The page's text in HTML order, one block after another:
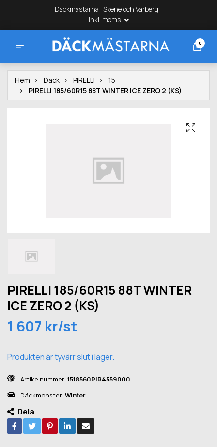
Däckmästarna i Skene och Varberg
Inkl. moms
0
Hem Däck PIRELLI
15
PIRELLI 185/60R15 88T WINTER ICE ZERO 2 (KS)
PIRELLI 185/60R15 88T WINTER
ICE ZERO 2 (KS)
1 607 kr/st
Produkten är tyvärr slut i lager.
Artikelnummer: 1518560PIR4559000
Däckmönster: Winter
Dela